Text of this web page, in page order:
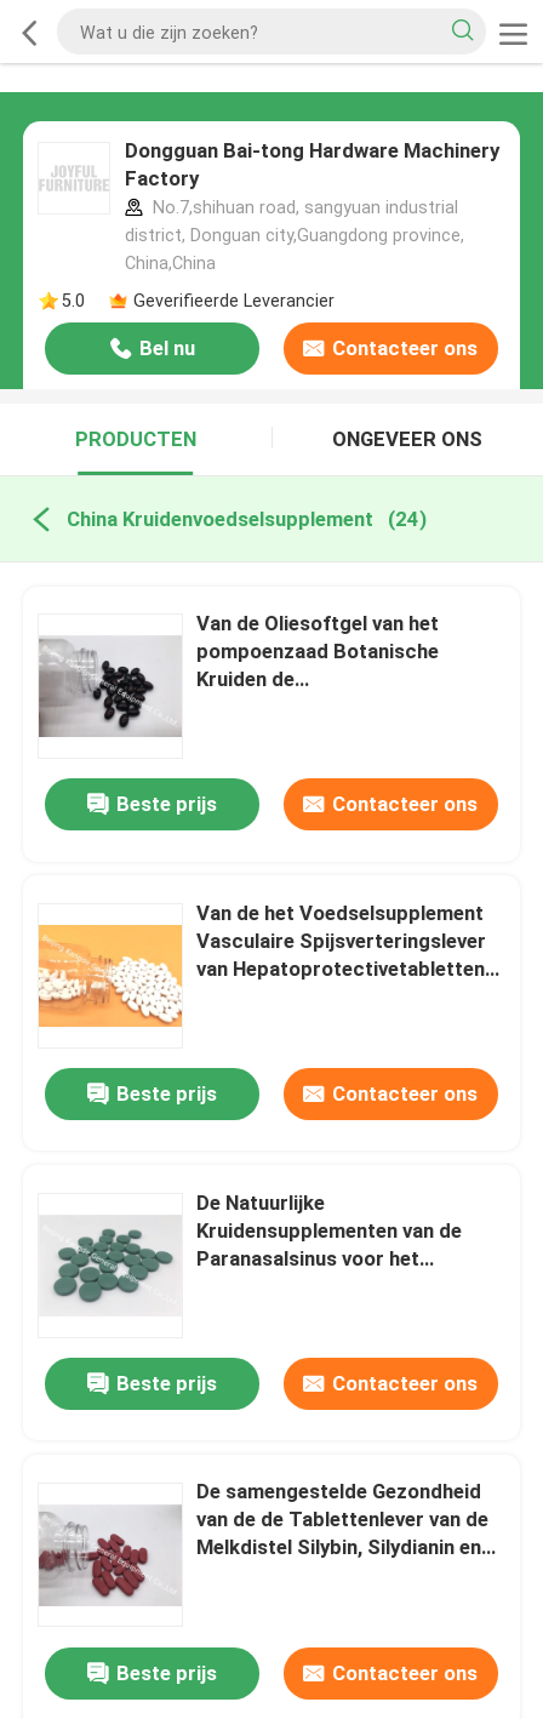
Dongguan Bai-tong Hardware Machinery
Factory
No.7,shihuan road, sangyuan industrial
district, Donguan city,Guangdong province,
China,China
5.0
Geverifieerde Leverancier
Bel nu Contacteer ons
PRODUCTEN ONGEVEER ONS
China Kruidenvoedselsupplement (24)
Van de Oliesoftgel van het
pompoenzaad Botanische
Kruiden de
Beste prijs
Contacteer ons
Van de het Voedselsupplement
Vasculaire Spijsverteringslever
van Hepatoprotectivetabletten
Beste prijs Contacteer ons
De Natuurlijke
Kruidensupplementen van de
Paranasalsinus voor het
Beste prijs Contacteer ons
De samengestelde Gezondheid
van de de Tablettenlever van de
Melkdistel Silybin, Silydianin en
Beste prijs Contacteer ons